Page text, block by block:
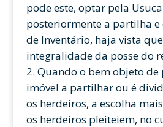
pode este, optar pela
posteriormente a partilha e
de Inventário, haja vista
integralidade da posse do
Quando o bem objeto de
imóvel a partilhar ou é
os herdeiros, a escolha
os herdeiros pleiteiem, no